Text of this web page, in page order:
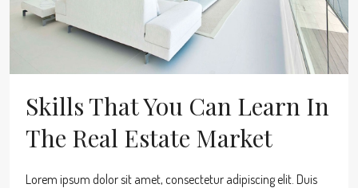
Skills That You Can Learn In
The Real Estate Market
Lorem ipsum dolor sit amet, consectetur adipiscing elit. Duis